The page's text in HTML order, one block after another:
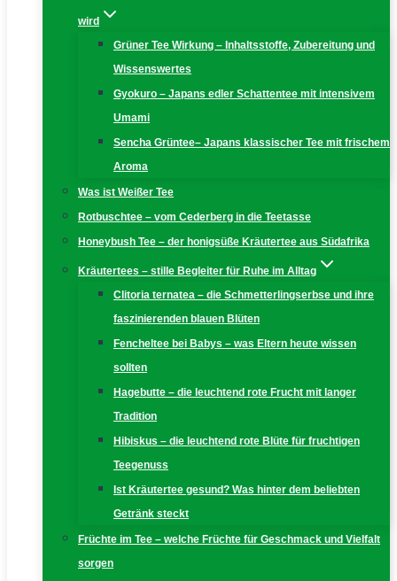
wird
Grüner Tee Wirkung – Inhaltsstoffe, Zubereitung und
Wissenswertes
Gyokuro – Japans edler Schattentee mit intensivem
Umami
Sencha Grüntee– Japans klassischer Tee mit frischem
Aroma
Was ist Weißer Tee
Rotbuschtee – vom Cederberg in die Teetasse
Honeybush Tee – der honigsüße Kräutertee aus Südafrika
Kräutertees – stille Begleiter für Ruhe im Alltag
Clitoria ternatea – die Schmetterlingserbse und ihre
faszinierenden blauen Blüten
Fencheltee bei Babys – was Eltern heute wissen
sollten
Hagebutte – die leuchtend rote Frucht mit langer
Tradition
Hibiskus – die leuchtend rote Blüte für fruchtigen
Teegenuss
Ist Kräutertee gesund? Was hinter dem beliebten
Getränk steckt
Früchte im Tee – welche Früchte für Geschmack und Vielfalt
sorgen